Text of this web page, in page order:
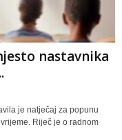
nastavnika
je natječaj za popunu
Riječ je o radnom